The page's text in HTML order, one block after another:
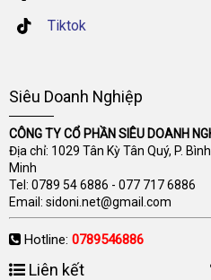
Tiktok
Siêu Doanh Nghiệp
CÔNG TY CỔ PHẦN SIÊU DOANH
Địa chỉ: 1029 Tân Kỳ Tân Quý, P.
Minh
Tel: 0789 54 6886 - 077 717 6886
Email: sidoni.net@gmail.com
Hotline: 0789546886
Liên kết